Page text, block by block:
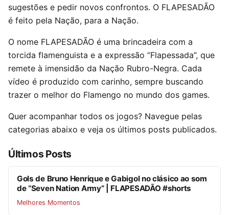
sugestões e pedir novos confrontos. O FLAPESADÃO
é feito pela Nação, para a Nação.
O nome FLAPESADÃO é uma brincadeira com a
torcida flamenguista e a expressão “Flapessada”, que
remete à imensidão da Nação Rubro-Negra. Cada
vídeo é produzido com carinho, sempre buscando
trazer o melhor do Flamengo no mundo dos games.
Quer acompanhar todos os jogos? Navegue pelas
categorias abaixo e veja os últimos posts publicados.
Últimos Posts
Gols de Bruno Henrique e Gabigol no clásico ao som
de “Seven Nation Army” | FLAPESADÃO #shorts
Melhores Momentos